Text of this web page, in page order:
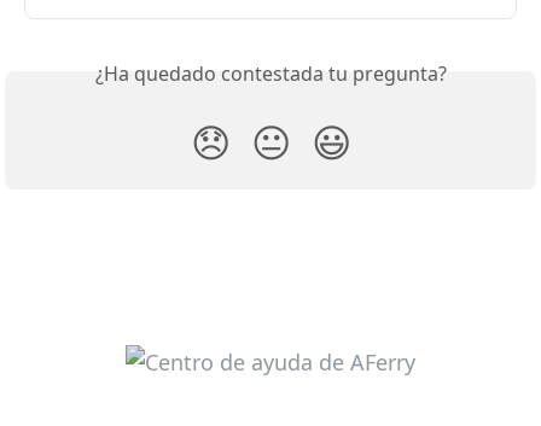
¿Ha quedado contestada tu pregunta?
😞 😐 😃